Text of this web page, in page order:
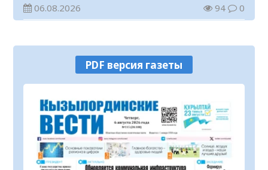
06.08.2026 94 0
конкурс видеороликов о семейных
ценностях и Конституции
06.08.2026
Соблюдение правил пожарной
безопасности – обязанность каждого
гражданина
06.08.2026 57
Состоялось заседание республиканской
комиссии по присуждению
образовательных грантов
06.08.2026 60
PDF версия газеты